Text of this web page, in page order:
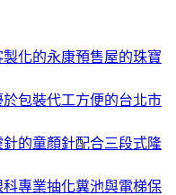
化的永康預售屋的珠寶
包裝代工方便的台北市
的童顏針配合三段式隆
專業抽化糞池與電梯保